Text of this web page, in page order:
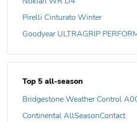
Pirelli Cinturato Winter
Goodyear ULTRAGRIP
Top 5 all-season
Bridgestone Weather Control
Continental AllSeasonContact